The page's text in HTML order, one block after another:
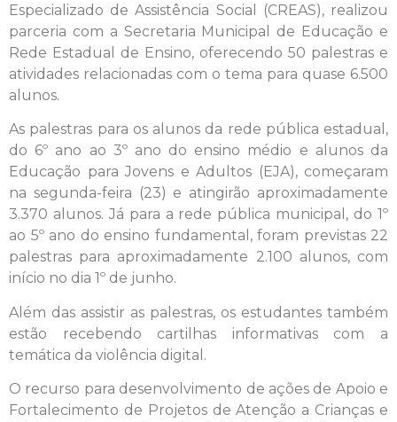
Especializado de Assistência Social (CREAS), realizou
parceria com a Secretaria Municipal de Educação e
Rede Estadual de Ensino, oferecendo 50 palestras e
atividades relacionadas com o tema para quase 6.500
alunos.
As palestras para os alunos da rede pública estadual,
do 6º ano ao 3º ano do ensino médio e alunos da
Educação para Jovens e Adultos (EJA), começaram
na segunda-feira (23) e atingirão aproximadamente
3.370 alunos. Já para a rede pública municipal, do 1º
ao 5º ano do ensino fundamental, foram previstas 22
palestras para aproximadamente 2.100 alunos, com
início no dia 1º de junho.
Além das assistir as palestras, os estudantes também
estão recebendo cartilhas informativas com a
temática da violência digital.
O recurso para desenvolvimento de ações de Apoio e
Fortalecimento de Projetos de Atenção a Crianças e